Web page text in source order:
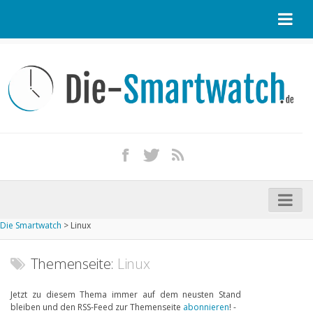
Kontakt / Tipp geben
Impressum
iPhone kaufen
Startseite
Aktuelle Smartwatches im Test
Die Smartwatch > Linux
Themenseite: Linux
Jetzt zu diesem Thema immer auf dem neusten Stand
bleiben und den RSS-Feed zur Themenseite abonnieren! -